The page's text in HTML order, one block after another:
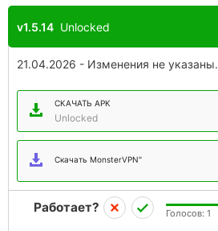
v1.5.14 Unlocked
21.04.2026 - Изменения не указаны.
СКАЧАТЬ APK
Unlocked
Скачать MonsterVPN"
Работает? Голосов: 1